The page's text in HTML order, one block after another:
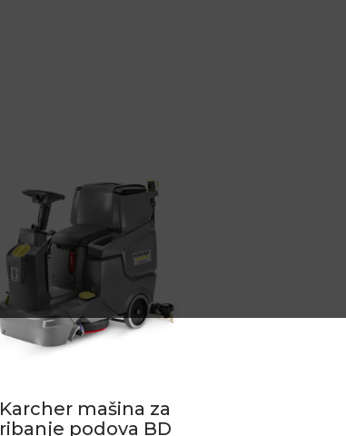
Karcher mašina za
ribanje podova BD